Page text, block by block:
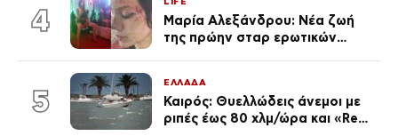
ποια είσαι σοκαρίστικα»
4
Μαρία Αλεξάνδρου: Νέα ζωή
της πρώην σταρ ερωτικών
(Φωτογραφίες)
5
ΕΛΛΑΔΑ
Καιρός: Θυελλώδεις άνεμοι με
ριπές έως 80 χλμ/ώρα και «Red